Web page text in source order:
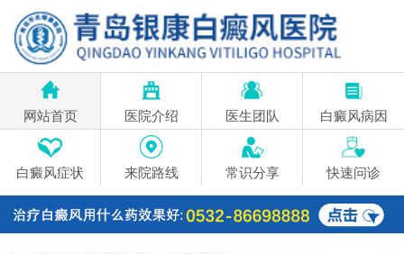
网站首页 医院介绍 医生团队 白癜风病因
白癜风症状 来院路线 常识分享 快速问诊